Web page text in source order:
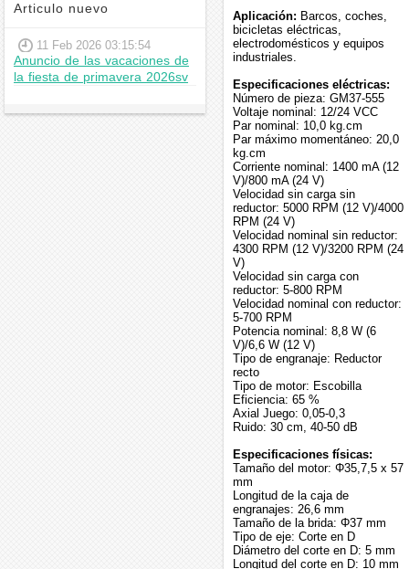
Articulo nuevo
11 Feb 2026 03:15:54
Anuncio de las vacaciones de
la fiesta de primavera 2026sv
Aplicación: Barcos, coches,
bicicletas eléctricas,
electrodomésticos y equipos
industriales.
Especificaciones eléctricas:
Número de pieza: GM37-555
Voltaje nominal: 12/24 VCC
Par nominal: 10,0 kg.cm
Par máximo momentáneo: 20,0
kg.cm
Corriente nominal: 1400 mA (12
V)/800 mA (24 V)
Velocidad sin carga sin
reductor: 5000 RPM (12 V)/4000
RPM (24 V)
Velocidad nominal sin reductor:
4300 RPM (12 V)/3200 RPM (24
V)
Velocidad sin carga con
reductor: 5-800 RPM
Velocidad nominal con reductor:
5-700 RPM
Potencia nominal: 8,8 W (6
V)/6,6 W (12 V)
Tipo de engranaje: Reductor
recto
Tipo de motor: Escobilla
Eficiencia: 65 %
Axial Juego: 0,05-0,3
Ruido: 30 cm, 40-50 dB
Especificaciones físicas:
Tamaño del motor: Φ35,7,5 x 57
mm
Longitud de la caja de
engranajes: 26,6 mm
Tamaño de la brida: Φ37 mm
Tipo de eje: Corte en D
Diámetro del corte en D: 5 mm
Longitud del corte en D: 10 mm